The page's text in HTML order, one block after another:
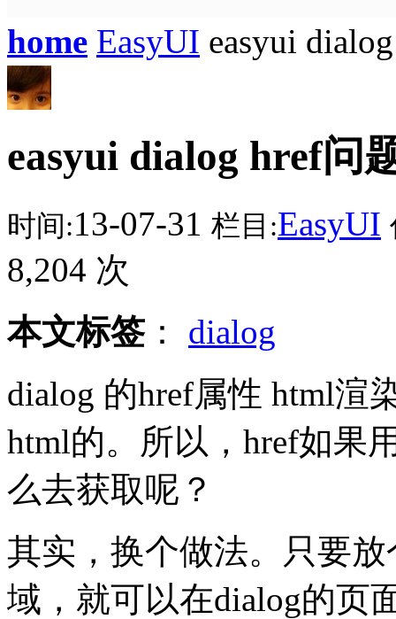
home EasyUI easyui
easyui dialog href问
时间:13-07-31 栏目:EasyUI
8,204 次
本文标签： dialog
dialog 的href属性 html渲
html的。所以，href如果
么去获取呢？
其实，换个做法。只要
域，就可以在dialog的页